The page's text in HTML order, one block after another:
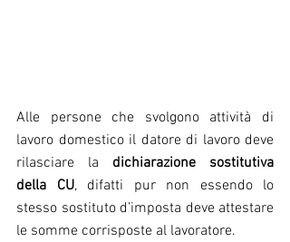
Alle persone che svolgono attività di
lavoro domestico il datore di lavoro deve
rilasciare la dichiarazione sostitutiva
della CU, difatti pur non essendo lo
stesso sostituto d’imposta deve attestare
le somme corrisposte al lavoratore.